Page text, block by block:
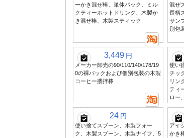
ーかき混ぜ棒、単体パック、ミル
クティーホットドリンク、木製か
き混ぜ棒、木製スティック
混ぜ
長柄
サン
別包
3,449 円
メーカー卸売の90/110/140/178/19
0の裸パックおよび個別包装の木製
コーヒー攪拌棒
使い
チッ
リン
ティ
ロー
24 円
使い捨てスプーン、木製フォー
ク、木製スプーン、木製ナイフ、5
アイ
かき